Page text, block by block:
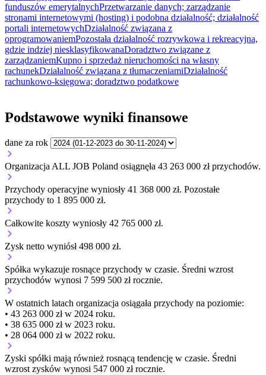
funduszów emerytalnychPrzetwarzanie danych; zarządzanie
stronami internetowymi (hosting) i podobna działalność; działalność
portali internetowychDziałalność związana z
oprogramowaniemPozostała działalność rozrywkowa i rekreacyjna,
gdzie indziej niesklasyfikowanaDoradztwo związane z
zarządzaniemKupno i sprzedaż nieruchomości na własny
rachunekDziałalność związana z tłumaczeniamiDziałalność
rachunkowo-księgowa; doradztwo podatkowe
Podstawowe wyniki finansowe
dane za rok
Organizacja ALL JOB Poland osiągnęła 43 263 000 zł przychodów.
Przychody operacyjne wyniosły 41 368 000 zł. Pozostałe
przychody to 1 895 000 zł.
Całkowite koszty wyniosły 42 765 000 zł.
Zysk netto wyniósł 498 000 zł.
Spółka wykazuje rosnące przychody w czasie. Średni wzrost
przychodów wynosi 7 599 500 zł rocznie.
W ostatnich latach organizacja osiągała przychody na poziomie:
• 43 263 000 zł w 2024 roku.
• 38 635 000 zł w 2023 roku.
• 28 064 000 zł w 2022 roku.
Zyski spółki mają również rosnącą tendencję w czasie. Średni
wzrost zysków wynosi 547 000 zł rocznie.